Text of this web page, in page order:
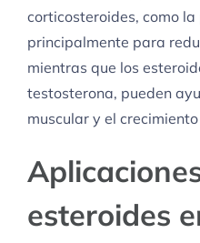
corticosteroides, como
principalmente para
mientras que los
testosterona, pueden
muscular y el
esteroides